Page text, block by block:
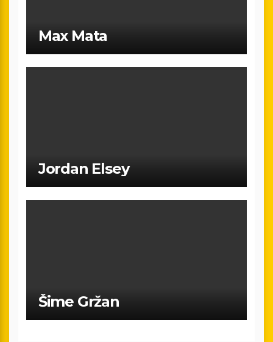
Max Mata
Jordan Elsey
Šime Gržan